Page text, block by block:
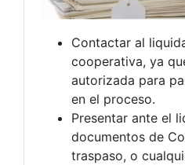
Contactar al
cooperativa, ya
autorizada para
en el proceso.
Presentar ante el
documentos de
traspaso, o